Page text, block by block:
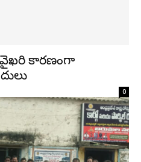
వైఖరి కారణంగా
0